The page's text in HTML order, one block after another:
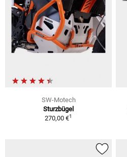
SW-Motech
Sturzbügel
270,00 €1